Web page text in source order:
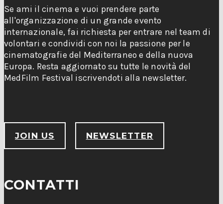
Se ami il cinema e vuoi prendere parte
all'organizzazione di un grande evento
internazionale, fai richiesta per entrare nel team di
volontari e condividi con noi la passione per le
cinematografie del Mediterraneo e della nuova
Europa. Resta aggiornato su tutte le novità del
MedFilm Festival iscrivendoti alla newsletter.
JOIN US NEWSLETTER
CONTATTI